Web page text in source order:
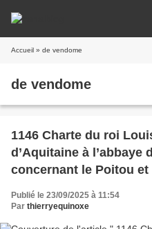
Accueil » de vendome
de vendome
1146 Charte du roi
d’Aquitaine à l’abbaye
concernant le Poitou et
Publié le 23/09/2025 à 11:54
Par thierryequinoxe